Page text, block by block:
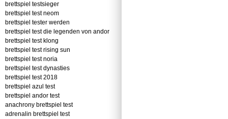
brettspiel testsieger
brettspiel test neom
brettspiel tester werden
brettspiel test die legenden von andor
brettspiel test klong
brettspiel test rising sun
brettspiel test noria
brettspiel test dynasties
brettspiel test 2018
brettspiel azul test
brettspiel andor test
anachrony brettspiel test
adrenalin brettspiel test